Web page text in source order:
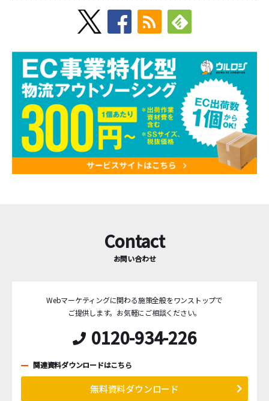
Contact
お問い合わせ
Webマーケティングに関わる施策全般をワンストップで
ご提供します。 お気軽にご相談ください。
0120-934-226
関連資料ダウンロードはこちら
無料資料ダウンロード